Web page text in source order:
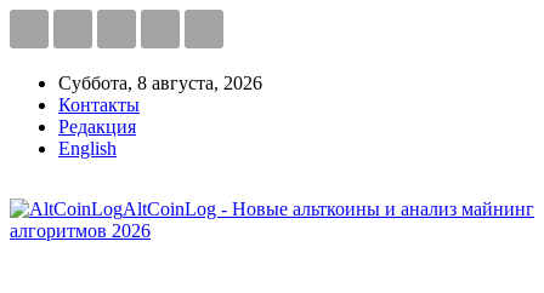
Суббота, 8 августа, 2026
Контакты
Редакция
English
AltCoinLog - Новые альткоины и анализ майнинг
алгоритмов 2026